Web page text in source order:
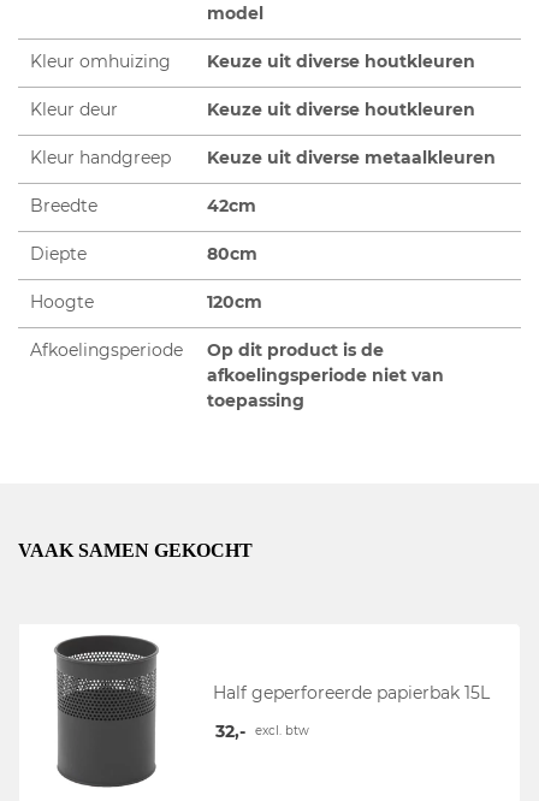
model
Kleur omhuizing Keuze uit diverse houtkleuren
Kleur deur Keuze uit diverse houtkleuren
Kleur handgreep Keuze uit diverse metaalkleuren
Breedte 42cm
Diepte 80cm
Hoogte 120cm
Afkoelingsperiode
Op dit product is de
afkoelingsperiode niet van
toepassing
VAAK SAMEN GEKOCHT
Half geperforeerde papierbak 15L
32,-
excl. btw